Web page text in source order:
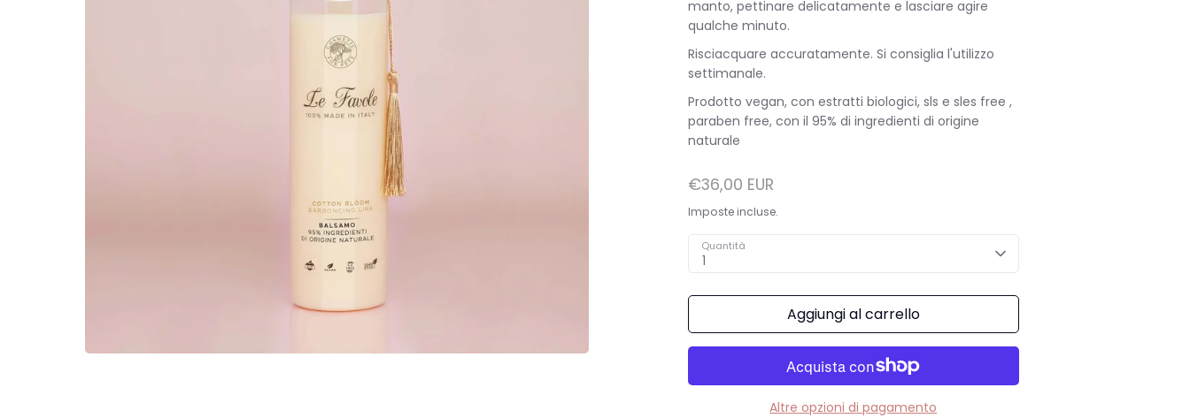
manto, pettinare delicatamente e lasciare agire
qualche minuto.
Risciacquare accuratamente. Si consiglia l'utilizzo
settimanale.
Prodotto vegan, con estratti biologici, sls e sles free ,
paraben free, con il 95% di ingredienti di origine
naturale
€36,00 EUR
Imposte incluse.
Quantità
1
Aggiungi al carrello
Altre opzioni di pagamento